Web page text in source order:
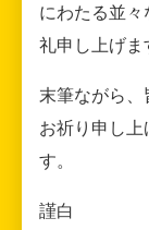
にわたる並
礼申し上げま
末筆ながら、
お祈り申し
す。
謹白